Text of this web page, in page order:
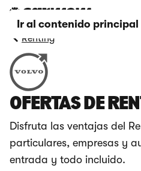
Ir al contenido principal
Renting
OFERTAS DE
Disfruta las ventajas del
particulares, empresas y
entrada y todo incluido.